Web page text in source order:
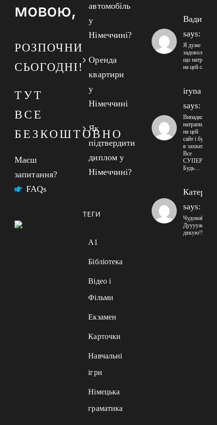
мовою,
РОЗПОЧНИ
СЬОГОДНІ!
ТУТ
ВСЕ
БЕЗКОШТОВНО
Маєш
запитання?
FAQs
автомобіль
у
Німеччині?
Оренда
квартири
у
Німеччині
Як
підтвердити
диплом у
Німеччині?
ТЕГИ
A1
Бібліотека
Відео і
Фільми
Екзамен
Карточки
Навчальні
ігри
Німецька
граматика
Вадим
says:
Я дуже
задоволений
що натрапив
на цей сайт
iryna
says:
Випадково
натрапила
на цей
сайт і була
в захваті!
Все
СУПЕР!
Будь…
says:
Чудовий
Дууууже
дякую!!!